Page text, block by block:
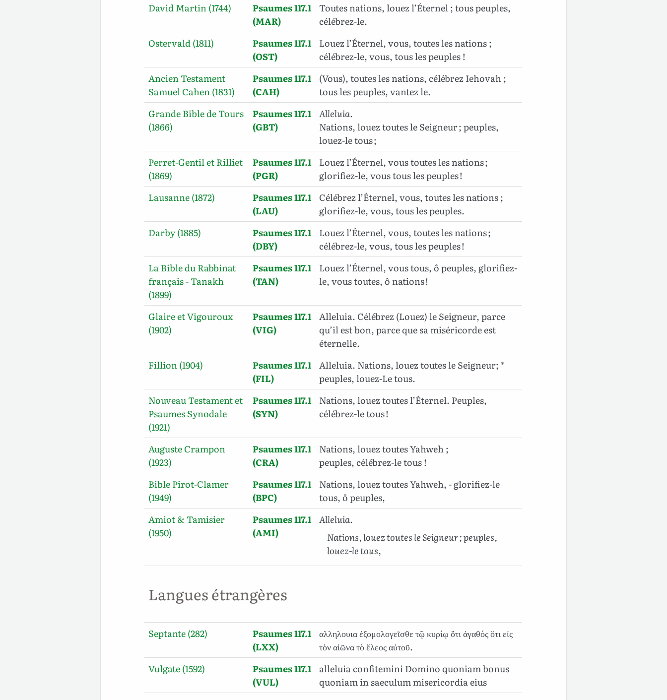
David Martin (1744)
Psaumes 117.1
(MAR)
Toutes nations, louez l’Éternel ; tous peuples,
célébrez-le.
Ostervald (1811)
Psaumes 117.1
(OST)
Louez l’Éternel, vous, toutes les nations ;
célébrez-le, vous, tous les peuples !
Ancien Testament
Samuel Cahen (1831)
Psaumes 117.1
(CAH)
(Vous), toutes les nations, célébrez Iehovah ;
tous les peuples, vantez le.
Grande Bible de Tours
(1866)
Psaumes 117.1
(GBT)
Alleluia.
Nations, louez toutes le Seigneur ; peuples,
louez-le tous ;
Perret-Gentil et Rilliet
(1869)
Psaumes 117.1
(PGR)
Louez l’Éternel, vous toutes les nations ;
glorifiez-le, vous tous les peuples !
Lausanne (1872)
Psaumes 117.1
(LAU)
Célébrez l’Éternel, vous, toutes les nations ;
glorifiez-le, vous, tous les peuples.
Darby (1885)
Psaumes 117.1
(DBY)
Louez l’Éternel, vous, toutes les nations ;
célébrez-le, vous, tous les peuples !
La Bible du Rabbinat
français - Tanakh
(1899)
Psaumes 117.1
(TAN)
Louez l’Éternel, vous tous, ô peuples, glorifiez-
le, vous toutes, ô nations !
Glaire et Vigouroux
(1902)
Psaumes 117.1
(VIG)
Alleluia. Célébrez (Louez) le Seigneur, parce
qu’il est bon, parce que sa miséricorde est
éternelle.
Fillion (1904)
Psaumes 117.1
(FIL)
Alleluia. Nations, louez toutes le Seigneur; *
peuples, louez-Le tous.
Nouveau Testament et
Psaumes Synodale
(1921)
Psaumes 117.1
(SYN)
Nations, louez toutes l’Éternel. Peuples,
célébrez-le tous !
Auguste Crampon
(1923)
Psaumes 117.1
(CRA)
Nations, louez toutes Yahweh ;
peuples, célébrez-le tous !
Bible Pirot-Clamer
(1949)
Psaumes 117.1
(BPC)
Nations, louez toutes Yahweh, - glorifiez-le
tous, ô peuples,
Amiot & Tamisier
(1950)
Psaumes 117.1
(AMI)
Alleluia.
Nations, louez toutes le Seigneur ; peuples,
louez-le tous,
Langues étrangères
Septante (282)
Psaumes 117.1
(LXX)
αλληλουια ἐξομολογεῖσθε τῷ κυρίῳ ὅτι ἀγαθός ὅτι εἰς
τὸν αἰῶνα τὸ ἔλεος αὐτοῦ.
Vulgate (1592)
Psaumes 117.1
(VUL)
alleluia confitemini Domino quoniam bonus
quoniam in saeculum misericordia eius